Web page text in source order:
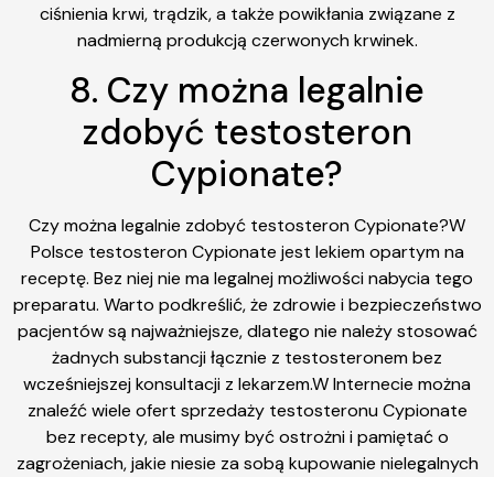
ciśnienia krwi, trądzik, a także powikłania związane z
nadmierną produkcją czerwonych krwinek.
8. Czy można legalnie
zdobyć testosteron
Cypionate?
Czy można legalnie zdobyć testosteron Cypionate?W
Polsce testosteron Cypionate jest lekiem opartym na
receptę. Bez niej nie ma legalnej możliwości nabycia tego
preparatu. Warto podkreślić, że zdrowie i bezpieczeństwo
pacjentów są najważniejsze, dlatego nie należy stosować
żadnych substancji łącznie z testosteronem bez
wcześniejszej konsultacji z lekarzem.W Internecie można
znaleźć wiele ofert sprzedaży testosteronu Cypionate
bez recepty, ale musimy być ostrożni i pamiętać o
zagrożeniach, jakie niesie za sobą kupowanie nielegalnych